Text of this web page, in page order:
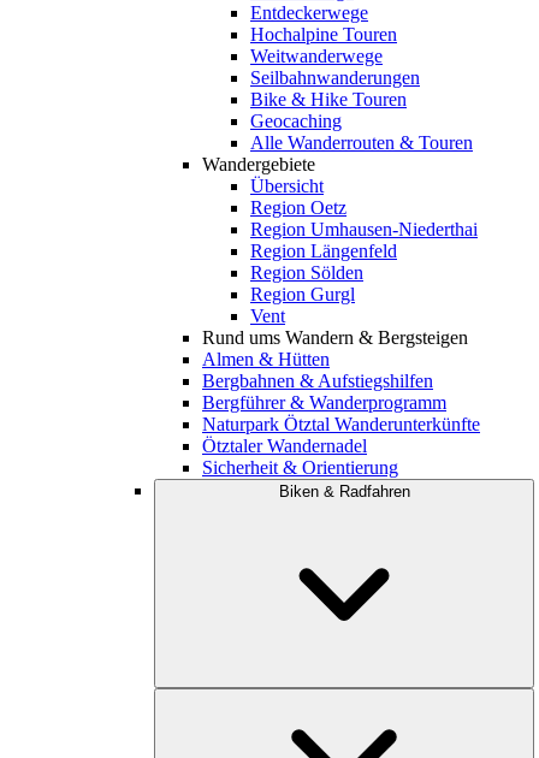
Entdeckerwege
Hochalpine Touren
Weitwanderwege
Seilbahnwanderungen
Bike & Hike Touren
Geocaching
Alle Wanderrouten & Touren
Wandergebiete
Übersicht
Region Oetz
Region Umhausen-Niederthai
Region Längenfeld
Region Sölden
Region Gurgl
Vent
Rund ums Wandern & Bergsteigen
Almen & Hütten
Bergbahnen & Aufstiegshilfen
Bergführer & Wanderprogramm
Naturpark Ötztal Wanderunterkünfte
Ötztaler Wandernadel
Sicherheit & Orientierung
Biken & Radfahren